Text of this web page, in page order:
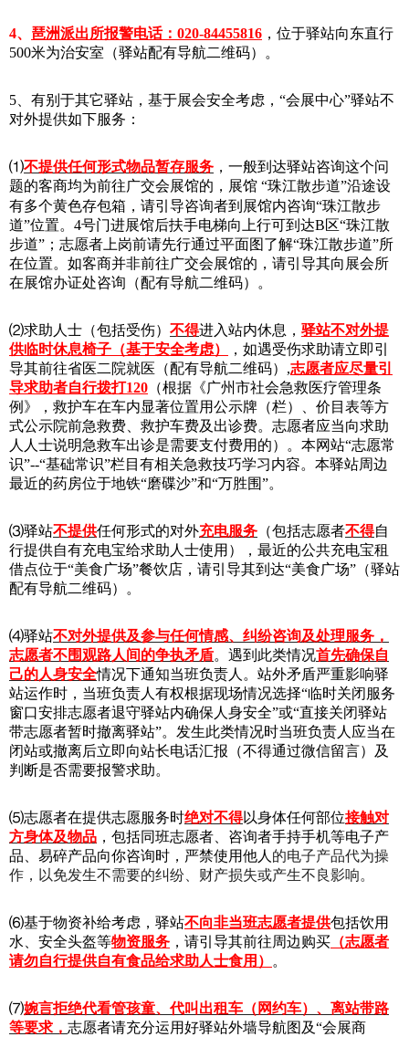
4、 琶洲派出所报警电话：020-84455816 ，位于驿站向东直行
500米为治安室（驿站配有导航二维码）。
5 、有别于其它驿站，基于展会安全考虑，“会展中心”驿站不
对外提供如下服务：
⑴不提供任何形式物品暂存服务 ，一般到达驿站咨询这个问
题的客商均为前往广交会展馆的，展馆 “珠江散步道”沿途设
有多个黄色存包箱，请引导咨询者到展馆内咨询“珠江散步
道”位置。4号门进展馆后扶手电梯向上行可到达B区“珠江散
步道”；志愿者上岗前请先行通过平面图了解“珠江散步道”所
在位置。如客商并非前往广交会展馆的，请引导其向展会所
在展馆办证处咨询（配有导航二维码）。
⑵求助人士（包括受伤） 不得进入站内休息， 驿站不对外提
供临时休息椅子（基于安全考虑）
，如遇受伤求助请立即引
导其前往省医二院就医（配有导航二维码）,志愿者应尽量引
导求助者自行拨打120 （根据《广州市社会急救医疗管理条
例》，救护车在车内显著位置用公示牌（栏）、价目表等方
式公示院前急救费、救护车费及出诊费。志愿者应当向求助
人人士说明急救车出诊是需要支付费用的）。本网站“志愿常
识”--“基础常识”栏目有相关急救技巧学习内容。本驿站周边
最近的药房位于地铁“磨碟沙”和“万胜围”。
⑶驿站不提供任何形式的对外充电服务 （包括志愿者不得自
行提供自有充电宝给求助人士使用），最近的公共充电宝租
借点位于“美食广场”餐饮店，请引导其到达“美食广场”（驿站
配有导航二维码）。
⑷驿站不对外提供及参与任何情感、纠纷咨询及处理服务，
志愿者不围观路人间的争执矛盾。遇到此类情况首先确保自
己的人身安全情况下通知当班负责人。站外矛盾严重影响驿
站运作时，当班负责人有权根据现场情况选择“临时关闭服务
窗口安排志愿者退守驿站内确保人身安全”或“直接关闭驿站
带志愿者暂时撤离驿站”。发生此类情况时当班负责人应当在
闭站或撤离后立即向站长电话汇报（不得通过微信留言）及
判断是否需要报警求助。
⑸志愿者在提供志愿服务时绝对不得以身体任何部位接触对
方身体及物品 ，包括同班志愿者、咨询者手持手机等电子产
品、易碎产品向你咨询时，严禁使用他人 的电子产品代为操
作，以免发生不需要的纠纷、财产损失或产生不良影响。
⑹基于物资补给考虑，驿站不向非当班志愿者提供包括饮用
水、安全头盔等物资服务 ，请引导其前往周边购买 （志愿者
请勿自行提供自有食品给求助人士食用）
。
⑺婉言拒绝代看管孩童、代叫出租车（网约车）、离站带路
等要求， 志愿者请充分运用好驿站外墙导航图及“会展商